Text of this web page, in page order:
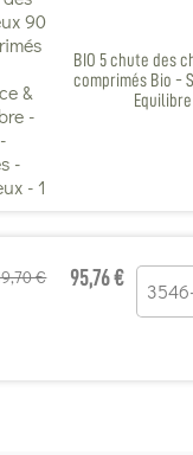
BIO 5 chute des
comprimés Bio -
Equilibre
€ 95,76 €